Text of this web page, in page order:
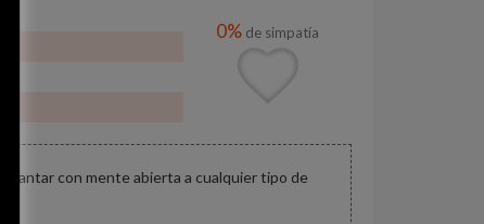
0% de simpatía
cantar con mente abierta a cualquier tipo de